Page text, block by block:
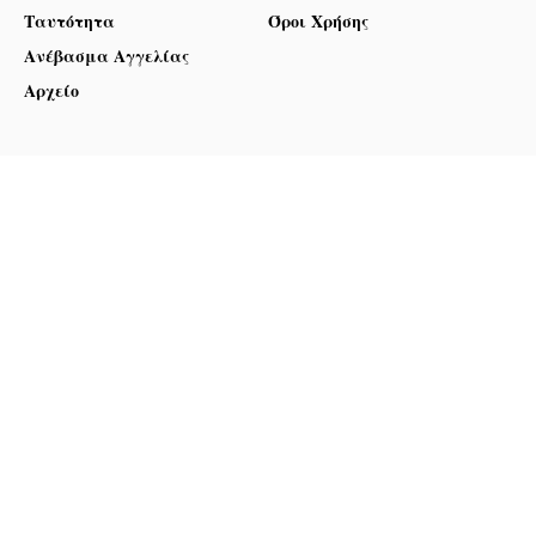
Ταυτότητα
Ανέβασμα Αγγελίας
Αρχείο
Όροι Χρήσης